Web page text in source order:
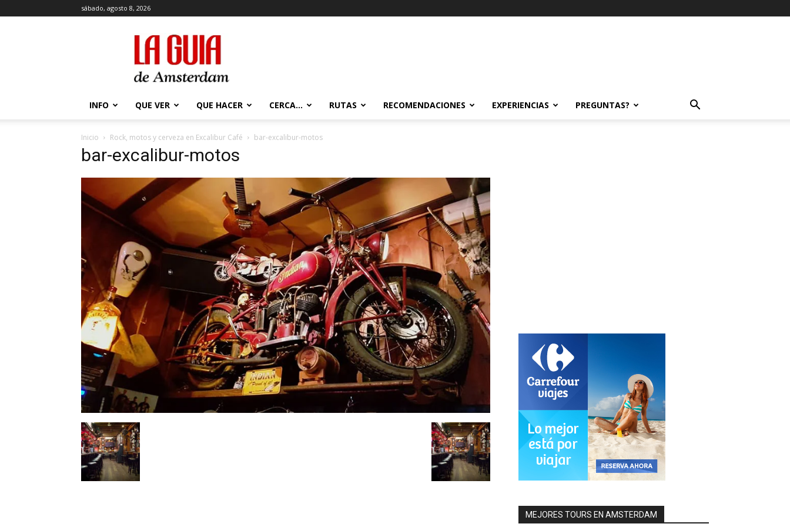
sábado, agosto 8, 2026
La
Guía
de
Amsterdam
INFO QUE VER QUE HACER CERCA… RUTAS RECOMENDACIONES EXPERIENCIAS PREGUNTAS?
Inicio Rock, motos y cerveza en Excalibur Café bar-excalibur-motos
bar-excalibur-motos
MEJORES TOURS EN AMSTERDAM